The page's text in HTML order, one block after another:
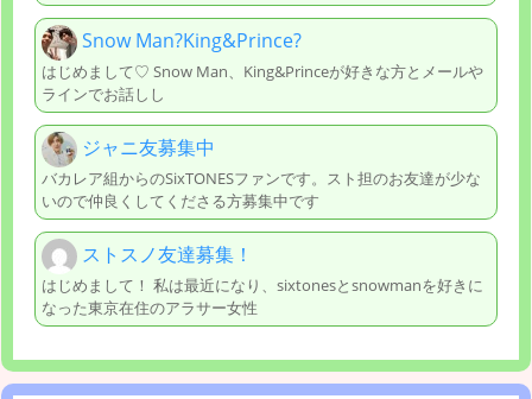
Snow Man?King&Prince?
はじめまして♡ Snow Man、King&Princeが好きな方とメールや
ラインでお話しし
ジャニ友募集中
バカレア組からのSixTONESファンです。スト担のお友達が少な
いので仲良くしてくださる方募集中です
ストスノ友達募集！
はじめまして！ 私は最近になり、sixtonesとsnowmanを好きに
なった東京在住のアラサー女性